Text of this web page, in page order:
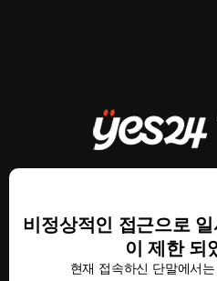
비정상적인 접근으로
이 제한 되
현재 접속하신 단말에서